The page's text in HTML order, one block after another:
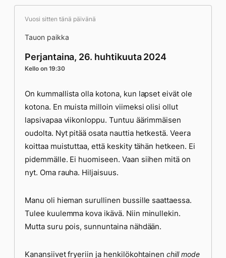
Vuosi sitten tänä päivänä
Tauon paikka
Perjantaina, 26. huhtikuuta 2024
Kello on 19:30
On kummallista olla kotona, kun lapset eivät ole
kotona. En muista milloin viimeksi olisi ollut
lapsivapaa viikonloppu. Tuntuu äärimmäisen
oudolta. Nyt pitää osata nauttia hetkestä. Veera
koittaa muistuttaa, että keskity tähän hetkeen. Ei
pidemmälle. Ei huomiseen. Vaan siihen mitä on
nyt. Oma rauha. Hiljaisuus.
Manu oli hieman surullinen bussille saattaessa.
Tulee kuulemma kova ikävä. Niin minullekin.
Mutta suru pois, sunnuntaina nähdään.
Kanansiivet fryeriin ja henkilökohtainenchill mode